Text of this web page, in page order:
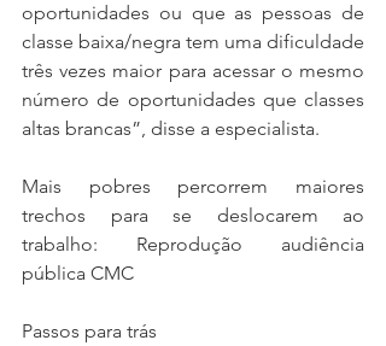
oportunidades ou que as pessoas de
classe baixa/negra tem uma dificuldade
três vezes maior para acessar o mesmo
número de oportunidades que classes
altas brancas”, disse a especialista.
Mais pobres percorrem maiores
trechos para se deslocarem ao
trabalho: Reprodução audiência
pública CMC
Passos para trás